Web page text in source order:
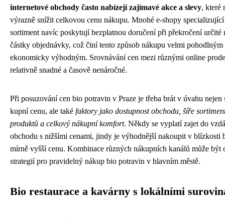
internetové obchody často nabízejí zajímavé akce a slevy, které
výrazně snížit celkovou cenu nákupu. Mnohé e-shopy specializující
sortiment navíc poskytují bezplatnou doručení při překročení určité
částky objednávky, což činí tento způsob nákupu velmi
ekonomicky výhodným. Srovnávání cen mezi různými online
relativně snadné a časově nenáročné.
Při posuzování cen bio potravin v Praze je třeba brát v úvahu nejen
kupní cenu, ale také faktory jako dostupnost obchodu, šíře
produktů a celkový nákupní komfort. Někdy se vyplatí zajet do
obchodu s nižšími cenami, jindy je výhodnější nakoupit v blízkosti
mírně vyšší cenu. Kombinace různých nákupních kanálů může být
strategií pro pravidelný nákup bio potravin v hlavním městě.
Bio restaurace a kavárny s lokálními